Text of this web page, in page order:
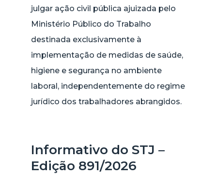
julgar ação civil pública ajuizada pelo
Ministério Público do Trabalho
destinada exclusivamente à
implementação de medidas de saúde,
higiene e segurança no ambiente
laboral, independentemente do regime
jurídico dos trabalhadores abrangidos.
Informativo do STJ –
Edição 891/2026